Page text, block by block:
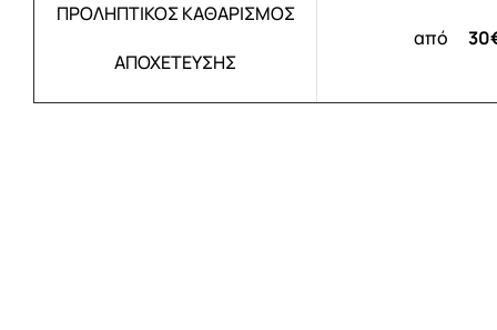
ΠΡΟΛΗΠΤΙΚΟΣ ΚΑΘΑΡΙΣΜΟΣ
ΑΠΟΧΕΤΕΥΣΗΣ
από